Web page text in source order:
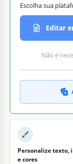
Escolha sua
Editar
Não é
Personalize texto,
e cores